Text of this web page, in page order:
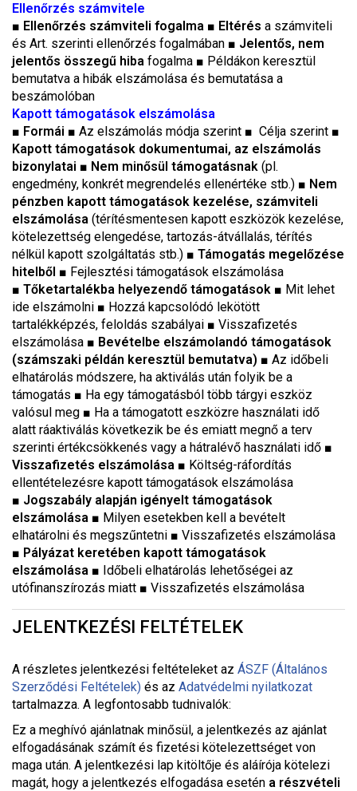
Ellenőrzés számvitele
■ Ellenőrzés számviteli fogalma ■ Eltérés a számviteli
és Art. szerinti ellenőrzés fogalmában ■ Jelentős, nem
jelentős összegű hiba fogalma ■ Példákon keresztül
bemutatva a hibák elszámolása és bemutatása a
beszámolóban
Kapott támogatások elszámolása
■ Formái ■ Az elszámolás módja szerint ■ Célja szerint ■
Kapott támogatások dokumentumai, az elszámolás
bizonylatai ■ Nem minősül támogatásnak (pl.
engedmény, konkrét megrendelés ellenértéke stb.) ■ Nem
pénzben kapott támogatások kezelése, számviteli
elszámolása (térítésmentesen kapott eszközök kezelése,
kötelezettség elengedése, tartozás-átvállalás, térítés
nélkül kapott szolgáltatás stb.) ■ Támogatás megelőzése
hitelből ■ Fejlesztési támogatások elszámolása
■ Tőketartalékba helyezendő támogatások ■ Mit lehet
ide elszámolni ■ Hozzá kapcsolódó lekötött
tartalékképzés, feloldás szabályai ■ Visszafizetés
elszámolása ■ Bevételbe elszámolandó támogatások
(számszaki példán keresztül bemutatva) ■ Az időbeli
elhatárolás módszere, ha aktiválás után folyik be a
támogatás ■ Ha egy támogatásból több tárgyi eszköz
valósul meg ■ Ha a támogatott eszközre használati idő
alatt ráaktiválás következik be és emiatt megnő a terv
szerinti értékcsökkenés vagy a hátralévő használati idő ■
Visszafizetés elszámolása ■ Költség-ráfordítás
ellentételezésre kapott támogatások elszámolása
■ Jogszabály alapján igényelt támogatások
elszámolása ■ Milyen esetekben kell a bevételt
elhatárolni és megszűntetni ■ Visszafizetés elszámolása
■ Pályázat keretében kapott támogatások
elszámolása ■ Időbeli elhatárolás lehetőségei az
utófinanszírozás miatt ■ Visszafizetés elszámolása
JELENTKEZÉSI FELTÉTELEK
A részletes jelentkezési feltételeket az ÁSZF (Általános
Szerződési Feltételek) és az Adatvédelmi nyilatkozat
tartalmazza. A legfontosabb tudnivalók:
Ez a meghívó ajánlatnak minősül, a jelentkezés az ajánlat
elfogadásának számít és fizetési kötelezettséget von
maga után. A jelentkezési lap kitöltője és aláírója kötelezi
magát, hogy a jelentkezés elfogadása esetén a részvételi